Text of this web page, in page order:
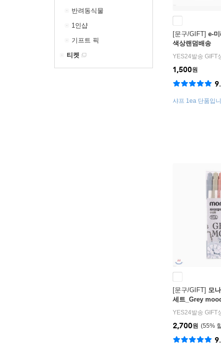
반려동식물
1인샵
기프트 픽
티켓
[문구/GIFT] e-
색상랜덤배송
YES24발송 GIFT
1,500원
샤프 1ea 단품입
[문구/GIFT] 모
세트_Grey
YES24발송 GIFT
55%
2,700원